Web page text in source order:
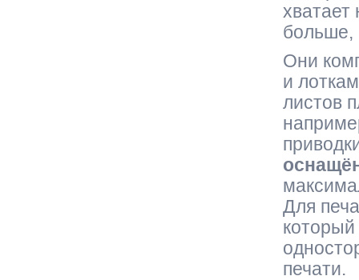
хватает
больше,
Они
и
листов
Для
печати.